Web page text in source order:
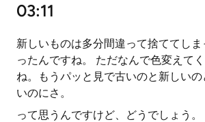
03:11
新しいものは多分間違って捨ててし
ったんですね。 ただなんで色変えて
ね。もうパッと見で古いのと新しい
いのにさ。
って思うんですけど、どうでしょう